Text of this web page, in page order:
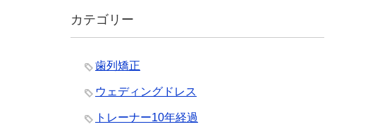
カテゴリー
歯列矯正
ウェディングドレス
トレーナー10年経過